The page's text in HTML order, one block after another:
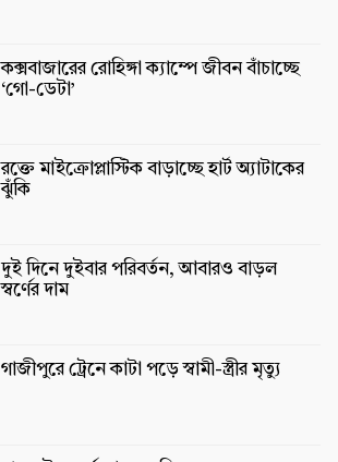
কক্সবাজারের রোহিঙ্গা ক্যাম্পে জীবন বাঁচাচ্ছে
‘গো-ডেটা’
রক্তে মাইক্রোপ্লাস্টিক বাড়াচ্ছে হার্ট অ্যাটাকের
ঝুঁকি
দুই দিনে দুইবার পরিবর্তন, আবারও বাড়ল
স্বর্ণের দাম
গাজীপুরে ট্রেনে কাটা পড়ে স্বামী-স্ত্রীর মৃত্যু